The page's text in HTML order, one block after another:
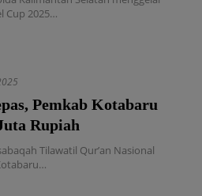
Cup 2025…
Pemkab Kotabaru
Rupiah
Tilawatil Qur’an Nasional